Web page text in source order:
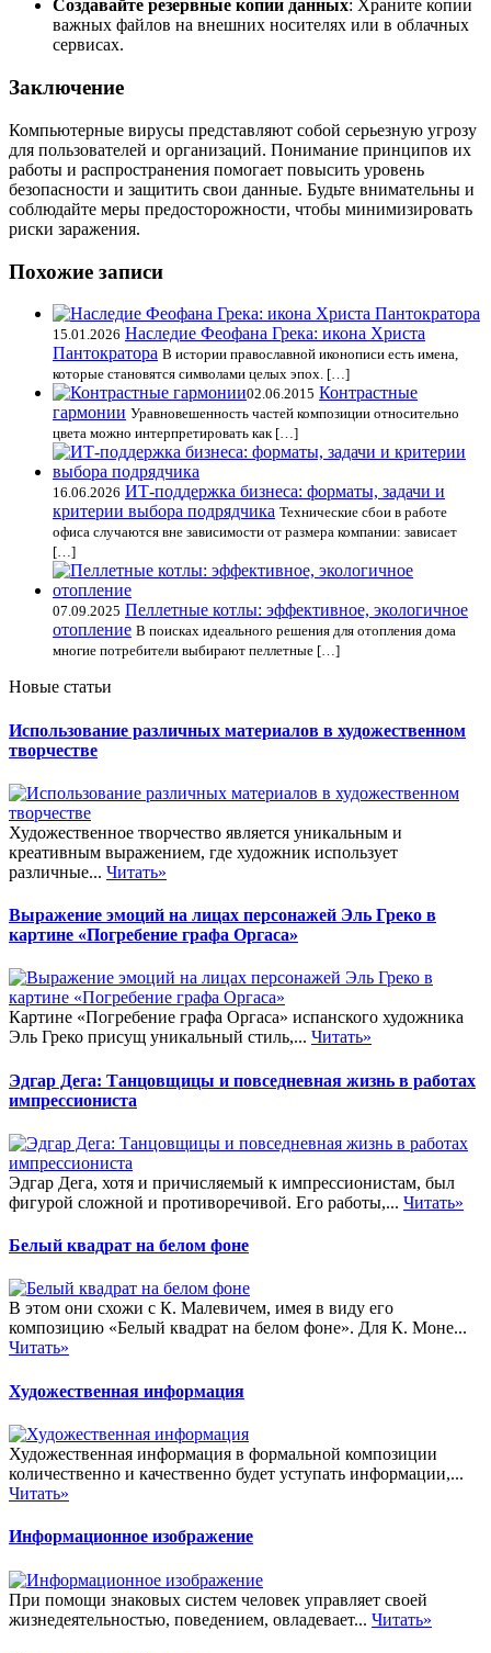
Создавайте резервные копии данных: Храните копии
важных файлов на внешних носителях или в облачных
сервисах.
Заключение
Компьютерные вирусы представляют собой серьезную угрозу
для пользователей и организаций. Понимание принципов их
работы и распространения помогает повысить уровень
безопасности и защитить свои данные. Будьте внимательны и
соблюдайте меры предосторожности, чтобы минимизировать
риски заражения.
Похожие записи
15.01.2026 Наследие Феофана Грека: икона Христа
Пантократора В истории православной иконописи есть имена,
которые становятся символами целых эпох. […]
02.06.2015 Контрастные
гармонии Уравновешенность частей композиции относительно
цвета можно интерпретировать как […]
16.06.2026 ИТ-поддержка бизнеса: форматы, задачи и
критерии выбора подрядчика Технические сбои в работе
офиса случаются вне зависимости от размера компании: зависает
[…]
07.09.2025 Пеллетные котлы: эффективное, экологичное
отопление В поисках идеального решения для отопления дома
многие потребители выбирают пеллетные […]
Новые статьи
Использование различных материалов в художественном
творчестве
Художественное творчество является уникальным и
креативным выражением, где художник использует
различные... Читать»
Выражение эмоций на лицах персонажей Эль Греко в
картине «Погребение графа Оргаса»
Картине «Погребение графа Оргаса» испанского художника
Эль Греко присущ уникальный стиль,... Читать»
Эдгар Дега: Танцовщицы и повседневная жизнь в работах
импрессиониста
Эдгар Дега, хотя и причисляемый к импрессионистам, был
фигурой сложной и противоречивой. Его работы,... Читать»
Белый квадрат на белом фоне
В этом они схожи с К. Малевичем, имея в виду его
композицию «Белый квадрат на белом фоне». Для К. Моне...
Читать»
Художественная информация
Художественная информация в формальной композиции
количественно и качественно будет уступать информации,...
Читать»
Информационное изображение
При помощи знаковых систем человек управляет своей
жизнедеятельностью, поведением, овладевает... Читать»